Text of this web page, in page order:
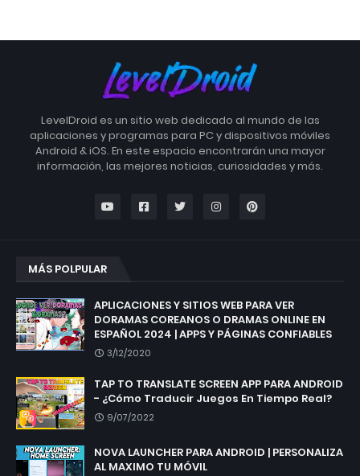
LevelDroid es un sitio web dedicado al mundo de las
aplicaciones y programas para PC y dispositivos móviles
Android & iOS. En este espacio encontrarán una mayor
información, las mejores noticias, curiosidades y más.
MÁS POLPULAR
APLICACIONES Y SITIOS WEB PARA VER
DORAMAS COREANOS O DRAMAS ONLINE EN
ESPAÑOL 2024 | APPS Y PÁGINAS CONFIABLES
3/12/2020
TAP TO TRANSLATE SCREEN APP PARA ANDROID
- ¿Cómo Traducir Juegos En Tiempo Real?
9/07/2022
NOVA LAUNCHER PARA ANDROID | PERSONALIZA
AL MAXIMO TU MÓVIL